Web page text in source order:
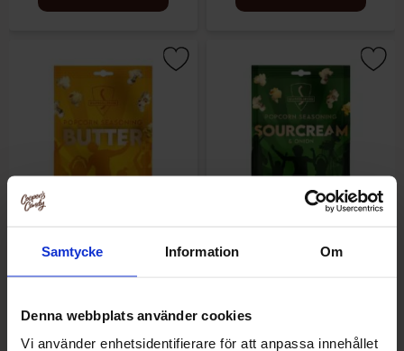
Samtycke Information Om
Denna webbplats använder cookies
Vi använder enhetsidentifierare för att anpassa innehållet
Sundlings Popcornkrydda
16.90 kr 16.90 kr